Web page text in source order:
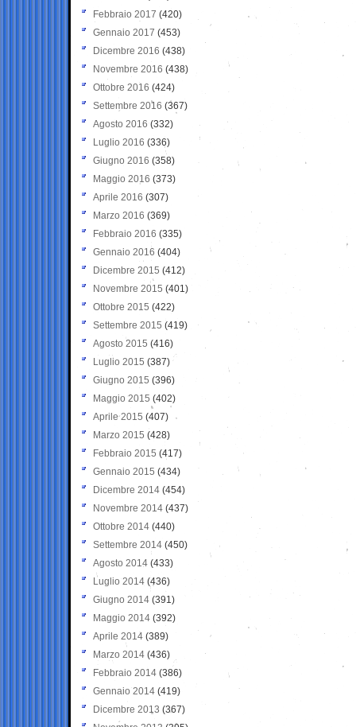
Febbraio 2017 (420)
Gennaio 2017 (453)
Dicembre 2016 (438)
Novembre 2016 (438)
Ottobre 2016 (424)
Settembre 2016 (367)
Agosto 2016 (332)
Luglio 2016 (336)
Giugno 2016 (358)
Maggio 2016 (373)
Aprile 2016 (307)
Marzo 2016 (369)
Febbraio 2016 (335)
Gennaio 2016 (404)
Dicembre 2015 (412)
Novembre 2015 (401)
Ottobre 2015 (422)
Settembre 2015 (419)
Agosto 2015 (416)
Luglio 2015 (387)
Giugno 2015 (396)
Maggio 2015 (402)
Aprile 2015 (407)
Marzo 2015 (428)
Febbraio 2015 (417)
Gennaio 2015 (434)
Dicembre 2014 (454)
Novembre 2014 (437)
Ottobre 2014 (440)
Settembre 2014 (450)
Agosto 2014 (433)
Luglio 2014 (436)
Giugno 2014 (391)
Maggio 2014 (392)
Aprile 2014 (389)
Marzo 2014 (436)
Febbraio 2014 (386)
Gennaio 2014 (419)
Dicembre 2013 (367)